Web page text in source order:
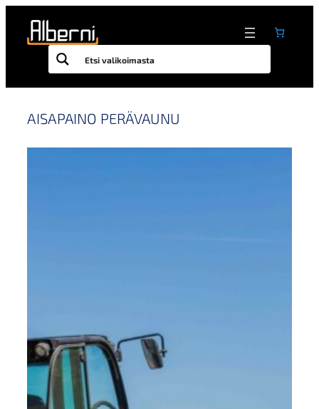
sisältöön
AISAPAINO PERÄVAUNU